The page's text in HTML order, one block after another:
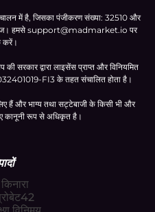
में है, जिसका पंजीकरण संख्या: 32510 और
हमसे support@madmarket.io पर
करें।
सरकार द्वारा लाइसेंस प्राप्त और विनियमित
FI3 के तहत संचालित होता है।
हैं और भाग्य तथा सट्टेबाजी के किसी भी और
कानूनी रूप से अधिकृत है।
किनारा